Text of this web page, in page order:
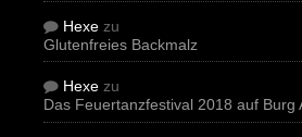
Hexe zu
Glutenfreies Backmalz
Hexe zu
Das Feuertanzfestival 2018 auf Burg